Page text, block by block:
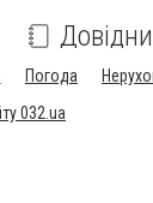
Погода
032.ua